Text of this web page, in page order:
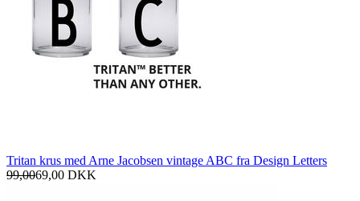
Tritan krus med Arne Jacobsen vintage ABC fra Design Letters
99,0069,00 DKK